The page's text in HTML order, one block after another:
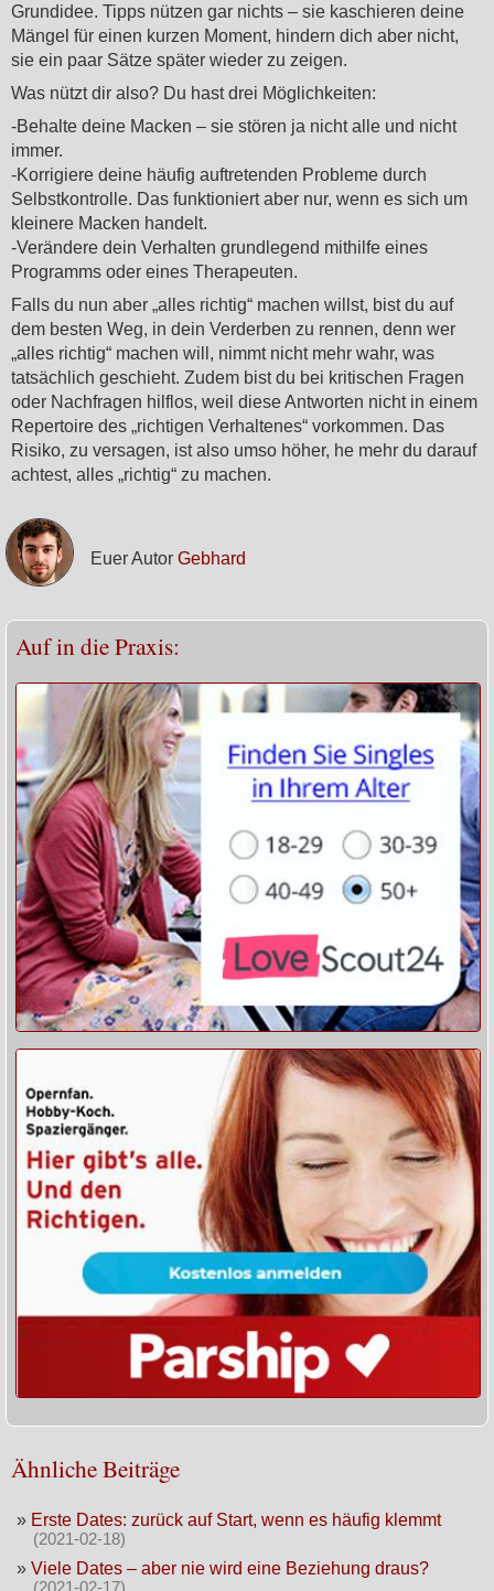
Grundidee. Tipps nützen gar nichts – sie kaschieren deine
Mängel für einen kurzen Moment, hindern dich aber nicht,
sie ein paar Sätze später wieder zu zeigen.
Was nützt dir also? Du hast drei Möglichkeiten:
-Behalte deine Macken – sie stören ja nicht alle und nicht
immer.
-Korrigiere deine häufig auftretenden Probleme durch
Selbstkontrolle. Das funktioniert aber nur, wenn es sich um
kleinere Macken handelt.
-Verändere dein Verhalten grundlegend mithilfe eines
Programms oder eines Therapeuten.
Falls du nun aber „alles richtig“ machen willst, bist du auf
dem besten Weg, in dein Verderben zu rennen, denn wer
„alles richtig“ machen will, nimmt nicht mehr wahr, was
tatsächlich geschieht. Zudem bist du bei kritischen Fragen
oder Nachfragen hilflos, weil diese Antworten nicht in einem
Repertoire des „richtigen Verhaltenes“ vorkommen. Das
Risiko, zu versagen, ist also umso höher, he mehr du darauf
achtest, alles „richtig“ zu machen.
Euer Autor Gebhard
Auf in die Praxis:
Ähnliche Beiträge
» Erste Dates: zurück auf Start, wenn es häufig klemmt
(2021-02-18)
» Viele Dates – aber nie wird eine Beziehung draus?